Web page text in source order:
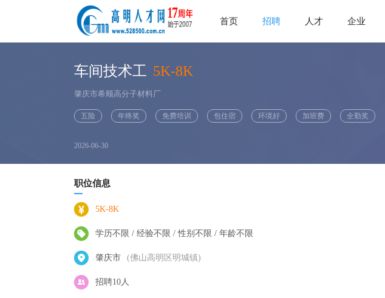
首页 招聘 人才 企业
车间技术工 5K-8K
肇庆市希顺高分子材料厂
五险 年终奖 免费培训 包住宿 环境好 加班费 全勤奖
2026-06-30
职位信息
5K-8K
学历不限 / 经验不限 / 性别不限 / 年龄不限
肇庆市 (佛山高明区明城镇)
招聘10人